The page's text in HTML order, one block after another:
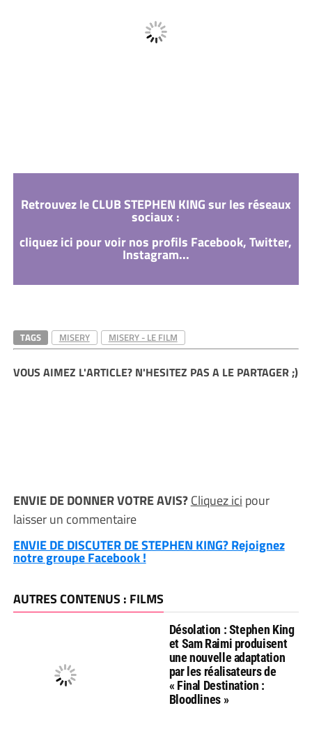
Retrouvez le CLUB STEPHEN KING sur les réseaux
sociaux :
cliquez ici pour voir nos profils Facebook, Twitter,
Instagram...
TAGS MISERY MISERY - LE FILM
VOUS AIMEZ L'ARTICLE? N'HESITEZ PAS A LE PARTAGER ;)
ENVIE DE DONNER VOTRE AVIS?Cliquez ici pour
laisser un commentaire
ENVIE DE DISCUTER DE STEPHEN KING? Rejoignez
notre groupe Facebook !
AUTRES CONTENUS : FILMS
Désolation : Stephen King
et Sam Raimi produisent
une nouvelle adaptation
par les réalisateurs de
« Final Destination :
Bloodlines »